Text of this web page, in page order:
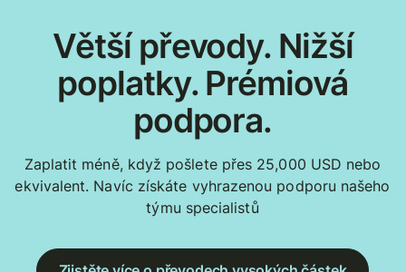
Větší převody. Nižší
poplatky. Prémiová
podpora.
Zaplatit méně, když pošlete přes 25,000 USD nebo
ekvivalent. Navíc získáte vyhrazenou podporu našeho
týmu specialistů